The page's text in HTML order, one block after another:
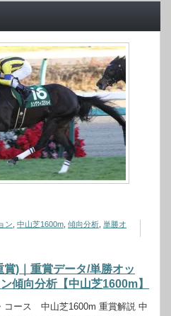
ン 中山芝1600m 傾向分析 単勝オ
)｜重賞データ/単勝オッ
傾向分析【中山芝1600m】
コース 中山芝1600m 重賞解説 中